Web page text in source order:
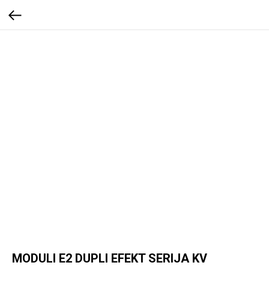
MODULI E2 DUPLI EFEKT SERIJA KV